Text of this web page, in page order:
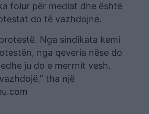
folur për mediat dhe është
do të vazhdojnë.
Nga sindikata kemi
nga qeveria nëse do
ju do e merrnit vesh.
tha një